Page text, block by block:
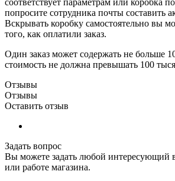
соответствует параметрам или коробка
попросите сотрудника почты составить
Вскрывать коробку самостоятельно вы
того, как оплатили заказ.
Один заказ может содержать не больше
стоимость не должна превышать 100
Отзывы
Отзывы
Оставить отзыв
Задать вопрос
Вы можете задать любой интересующий
или работе магазина.